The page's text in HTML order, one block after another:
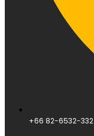
+66 82-6532-332